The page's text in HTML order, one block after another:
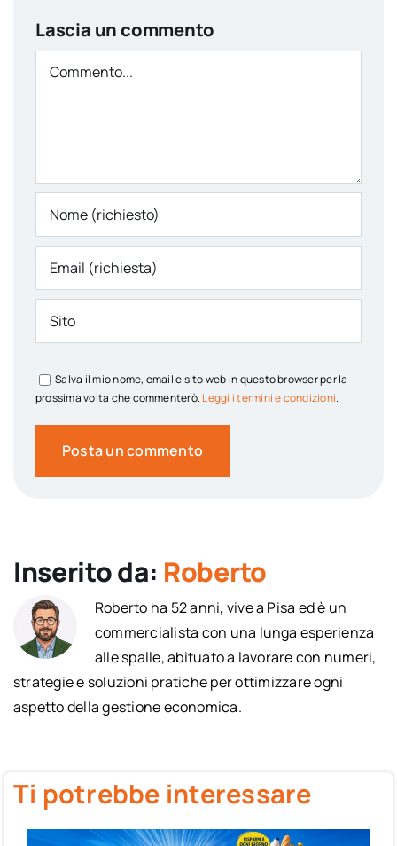
Lascia un commento
Comment
Salva il mio nome, email e sito web in questo browser per la
prossima volta che commenterò. Leggi i termini e condizioni.
Inserito da: Roberto
Roberto ha 52 anni, vive a Pisa ed è un
commercialista con una lunga esperienza
alle spalle, abituato a lavorare con numeri,
strategie e soluzioni pratiche per ottimizzare ogni
aspetto della gestione economica.
Ti potrebbe interessare